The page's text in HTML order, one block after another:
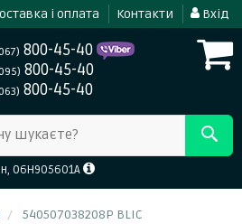
і оплата Контакти Вхід
800-45-40
800-45-40
800-45-40
шукаєте?
06H905601A
540507038208P BLIC